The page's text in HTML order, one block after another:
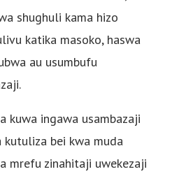
shughuli kama hizo
katika masoko, haswa
au usumbufu
kuwa ingawa usambazaji
bei kwa muda
mrefu zinahitaji uwekezaji